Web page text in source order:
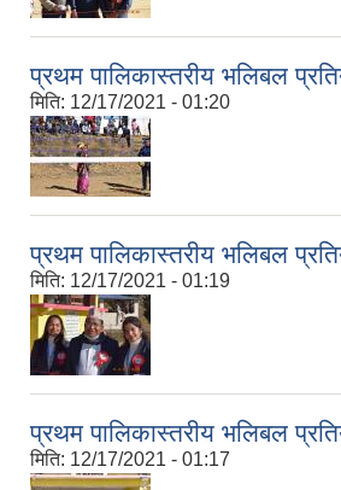
प्रथम पालिकास्तरीय भलिबल
मिति: 12/17/2021 - 01:20
प्रथम पालिकास्तरीय भलिबल
मिति: 12/17/2021 - 01:19
प्रथम पालिकास्तरीय भलिबल
मिति: 12/17/2021 - 01:17